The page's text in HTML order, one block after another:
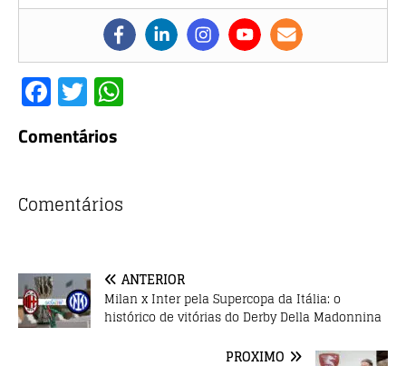
F
a
c
b
o
k
T
w
it
r
p
Comentários
Comentários
ANTERIOR
Milan x Inter pela Supercopa da Itália: o
histórico de vitórias do Derby Della Madonnina
PRÓXIMO